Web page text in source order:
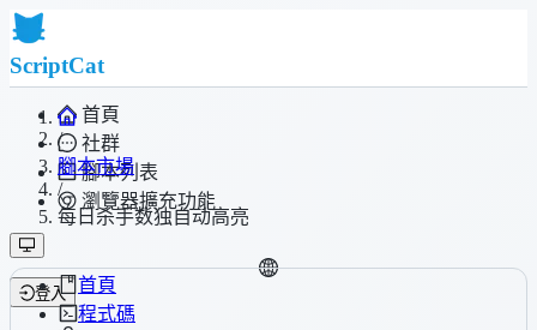
ScriptCat
首頁
社群
腳本列表
瀏覽器擴充功能
登入
/
腳本市場
/
每日杀手数独自动高亮
首頁
程式碼